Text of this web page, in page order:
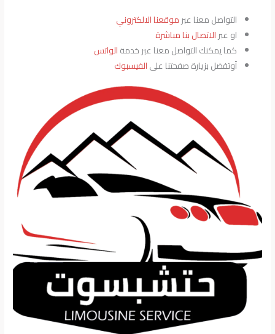
التواصل معنا عبرموقعنا الالكتروني
او عبرالاتصال بنا مباشرة
كما يمكنك التواصل معنا عبر خدمةالواتس
أوتفضل بزيارة صفحتنا علىالفيسبوك